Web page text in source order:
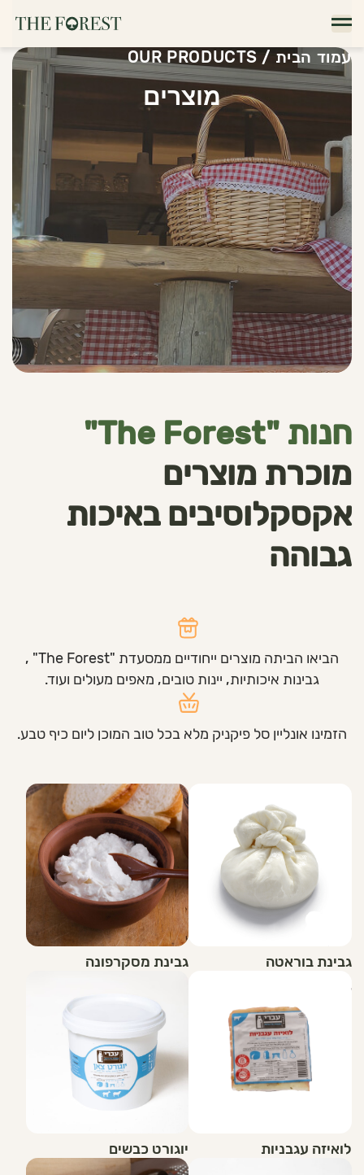
עמוד הבית /
OUR PRODUCTS
מוצרים
חנות "The Forest"
מוכרת מוצרים
אקסקלוסיבים באיכות
גבוהה
הביאו הביתה מוצרים ייחודיים ממסעדת "The Forest" ,
גבינות איכותיות, יינות טובים, מאפים מעולים ועוד.
הזמינו אונליין סל פיקניק מלא בכל טוב המוכן ליום כיף טבע.
גבינת בוראטה גבינת מסקרפונה
לואיזה עגבניות יוגורט כבשים